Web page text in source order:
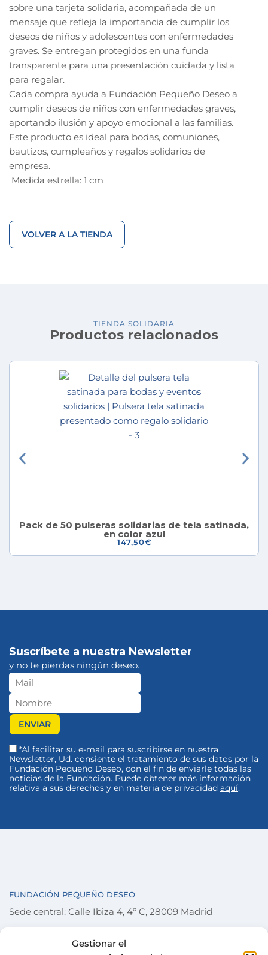
Gestionar el
sobre una tarjeta solidaria, acompañada de un
mensaje que refleja la importancia de cumplir los
deseos de niños y adolescentes con enfermedades
graves. Se entregan protegidos en una funda
transparente para una presentación cuidada y lista
para regalar.
Cada compra ayuda a Fundación Pequeño Deseo a
cumplir deseos de niños con enfermedades graves,
aportando ilusión y apoyo emocional a las familias.
Este producto es ideal para bodas, comuniones,
bautizos, cumpleaños y regalos solidarios de
empresa.
Medida estrella: 1 cm
VOLVER A LA TIENDA
TIENDA SOLIDARIA
Productos relacionados
Pack de 50 pulseras solidarias de tela satinada,
en color azul
147,50€
Suscríbete a nuestra Newsletter
y no te pierdas ningún deseo.
*Al facilitar su e-mail para suscribirse en nuestra
Newsletter, Ud. consiente el tratamiento de sus datos por la
Fundación Pequeño Deseo, con el fin de enviarle todas las
noticias de la Fundación. Puede obtener más información
relativa a sus derechos y en materia de privacidad aquí.
FUNDACIÓN PEQUEÑO DESEO
Sede central: Calle Ibiza 4, 4º C, 28009 Madrid